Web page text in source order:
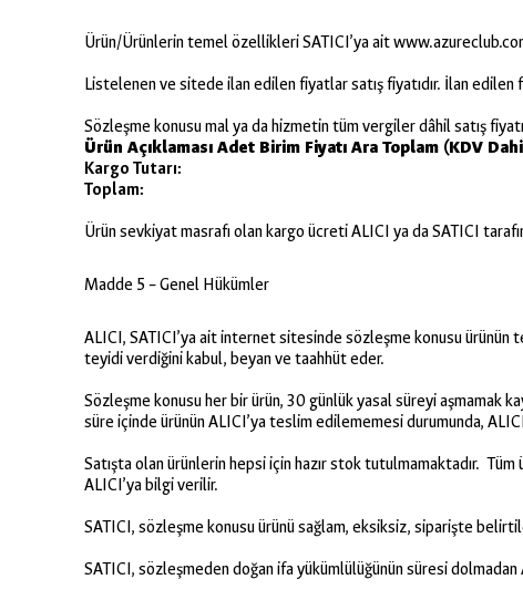
Ürün/Ürünlerin temel özellikleri SATICI’ya ait
Listelenen ve sitede ilan edilen fiyatlar satış fiyatıdır. İlan
Sözleşme konusu mal ya da hizmetin tüm vergiler dâhil satış
Ürün Açıklaması Adet Birim Fiyatı Ara Toplam (KDV
Kargo Tutarı:
Toplam:
Ürün sevkiyat masrafı olan kargo ücreti ALICI ya da SATICI
Madde 5 – Genel Hükümler
ALICI, SATICI’ya ait internet sitesinde sözleşme konusu
teyidi verdiğini kabul, beyan ve taahhüt eder.
Sözleşme konusu her bir ürün, 30 günlük yasal süreyi aşmamak
süre içinde ürünün ALICI’ya teslim edilememesi durumunda,
Satışta olan ürünlerin hepsi için hazır stok tutulmamaktadır.
ALICI’ya bilgi verilir.
SATICI, sözleşme konusu ürünü sağlam, eksiksiz, siparişte
SATICI, sözleşmeden doğan ifa yükümlülüğünün süresi